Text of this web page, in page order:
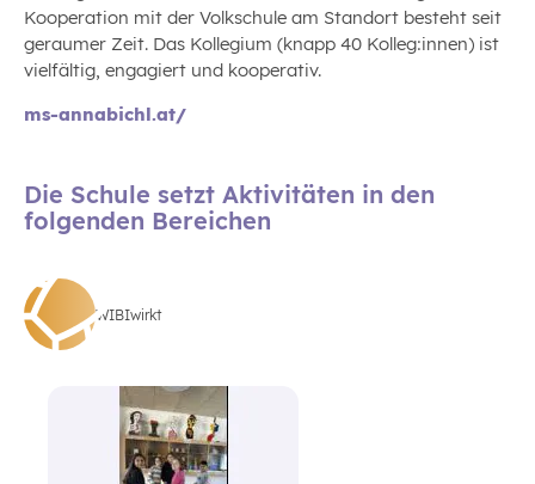
Kooperation mit der Volkschule am Standort besteht seit
geraumer Zeit. Das Kollegium (knapp 40 Kolleg:innen) ist
vielfältig, engagiert und kooperativ.
ms-annabichl.at/
Die Schule setzt Aktivitäten in den
folgenden Bereichen
WIBIwirkt